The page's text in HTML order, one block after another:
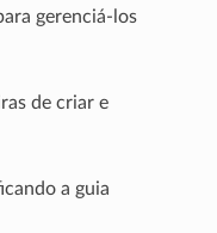
gerenciá-los
de criar e
a guia